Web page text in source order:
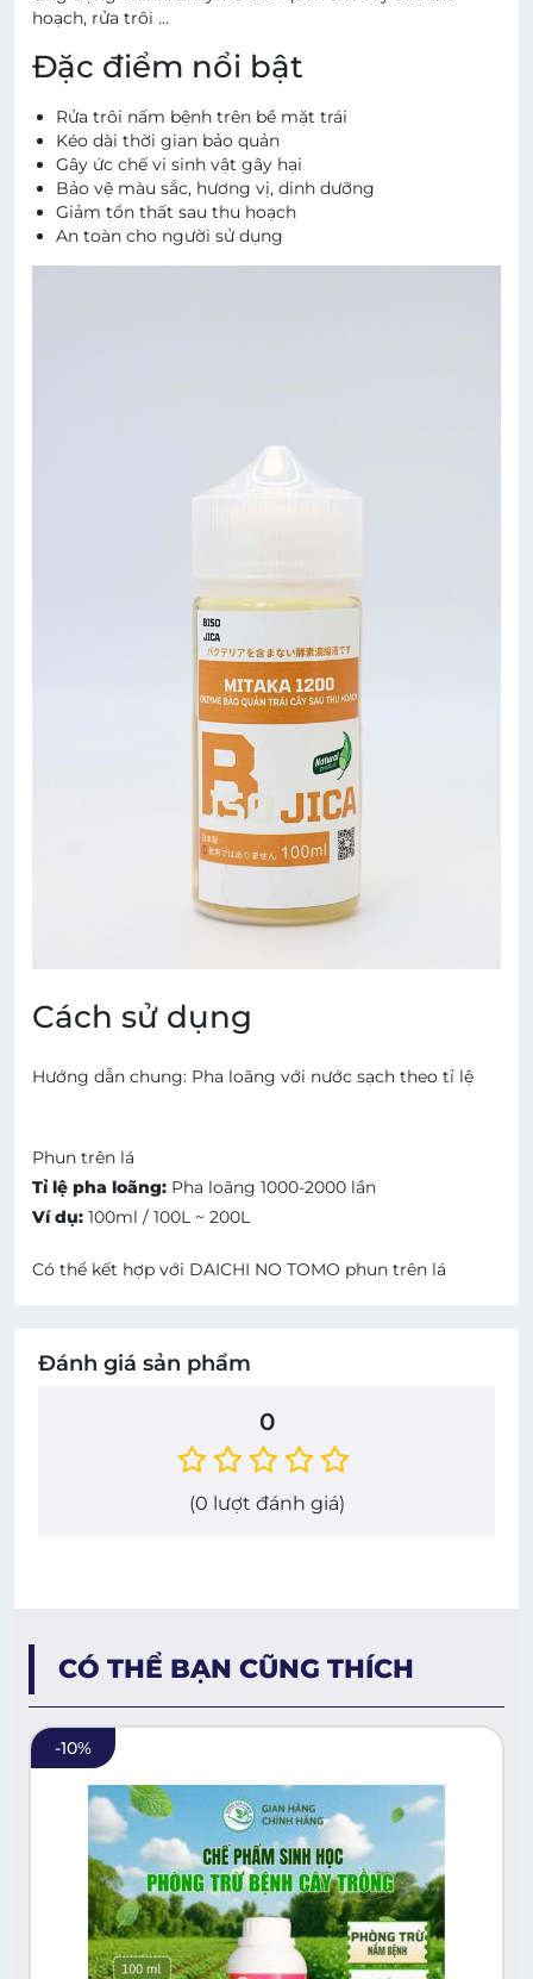
hoạch, rửa trôi ...
Đặc điểm nổi bật
Rửa trôi nấm bệnh trên bề mặt trái
Kéo dài thời gian bảo quản
Gây ức chế vi sinh vật gây hại
Bảo vệ màu sắc, hương vị, dinh dưỡng
Giảm tổn thất sau thu hoạch
An toàn cho người sử dụng
Cách sử dụng
Hướng dẫn chung: Pha loãng với nước sạch theo tỉ lệ
Phun trên lá
Tỉ lệ pha loãng: Pha loãng 1000-2000 lần
Ví dụ: 100ml / 100L ~ 200L
Có thể kết hợp với DAICHI NO TOMO phun trên lá
Đánh giá sản phẩm
0
(0 lượt đánh giá)
CÓ THỂ BẠN CŨNG THÍCH
-10%